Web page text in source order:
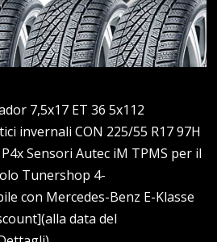
7,5x17 ET 36 5x112
invernali CON 225/55 R17 97H
Sensori Autec iM TPMS per il
Tunershop 4-
con Mercedes-Benz E-Klasse
data del